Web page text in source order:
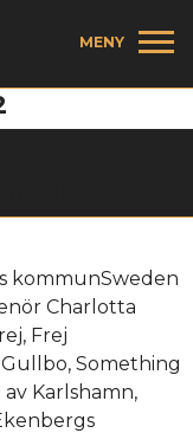
MENY
kommunSweden
Charlotta
Frej
Something
Karlshamn,